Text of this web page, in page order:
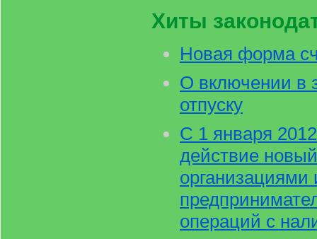
Хиты
Новая форма
О включении в
отпуску
С 1 января
действие
операций с